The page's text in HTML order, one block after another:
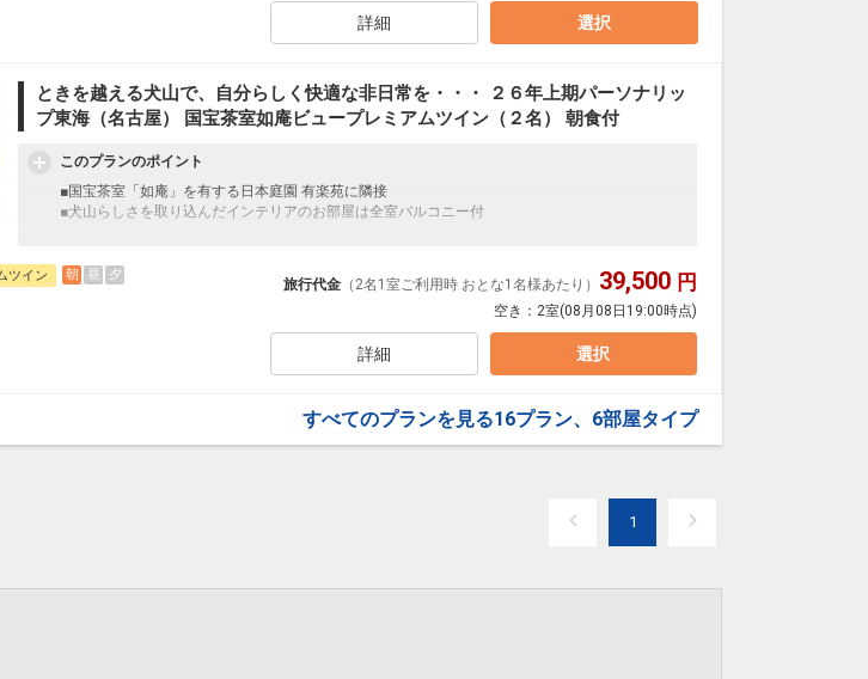
【犬山温泉 白帝の湯】
■美肌効果があるとわれる気の犬山温泉「帝の湯」は 犬山唯の天然温泉。
無臭できれいに澄み切った、PH約 8.5のアルカリ性単純温泉。
ほっと息のくつろぎ時間に木曽川をモチーフにしたアートタイルや
犬山の空気に触れる露天呂で、新しい発見に満ちたくつろぎ時間を。
可能木材のマシンを使用。
電源のない水抵抗や自走式駆動の機器で、おもいのままの操作感が新しいトレーニング。
・最寄り駅・名鉄「犬山遊園駅」より、徒歩7分
・名鉄「中部国際空港駅」より、名鉄ミュースカイで約55分
詳細 選択
ときを越える犬山で、自分らしく快適な非日常を・・・ ２６年上期パーソナリッ
プ東海（名古屋） 国宝茶室如庵ビュープレミアムツイン（２名） 朝食付
このプランのポイント
■国宝茶室「如庵」を有する日本庭園 有楽苑に隣接
■犬山らしさを取り込んだインテリアのお部屋は全室バルコニー付
ここがポイント！
●隣接の日本庭園「有楽苑」入苑無料
定休日：毎週水曜日（祝日の場合は翌日に振替）、その他年末年始、メンテナンスなどで休業の
美肌効果があるとわれる気の犬山温泉「帝の湯」は 犬山唯の天然温泉。
ツイン 朝 昼 夕
旅行代金 （2名1室ご利用時 おとな1名様あたり） 39,500 円
空き： 2室(08月08日19:00時点)
詳細 選択
すべてのプランを見る16プラン、6部屋タイプ
1